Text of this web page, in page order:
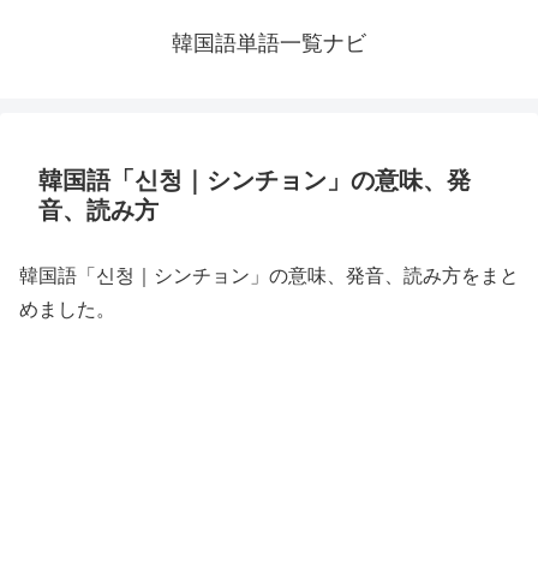
韓国語単語一覧ナビ
韓国語「신청｜シンチョン」の意味、発
音、読み方
韓国語「신청｜シンチョン」の意味、発音、読み方をまと
めました。